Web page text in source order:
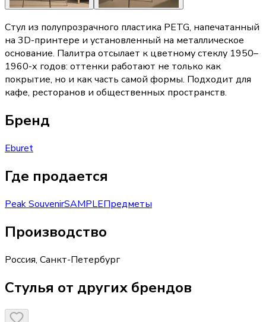
Стул из полупрозрачного пластика PETG, напечатанный
на 3D-принтере и установленный на металлическое
основание. Палитра отсылает к цветному стеклу 1950–
1960-х годов: оттенки работают не только как
покрытие, но и как часть самой формы. Подходит для
кафе, ресторанов и общественных пространств.
Бренд
Eburet
Где продается
Peak SouvenirSAMPLEПредметы
Производство
Россия, Санкт-Петербург
Стулья от других брендов